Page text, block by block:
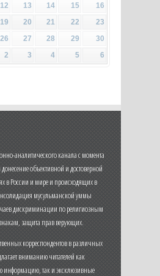
12 13 14 15
16
19 20 21 22
23
26 27 28 29
30
2 3 4 5 6
аналитического канала с момента
объективной и достоверной
в России и мире и происходящих в
мусульманской уммы
дискриминации по религиозным
защита прав верующих.
корреспондентов в различных
вниманию читателей как
информацию, так и эксклюзивные